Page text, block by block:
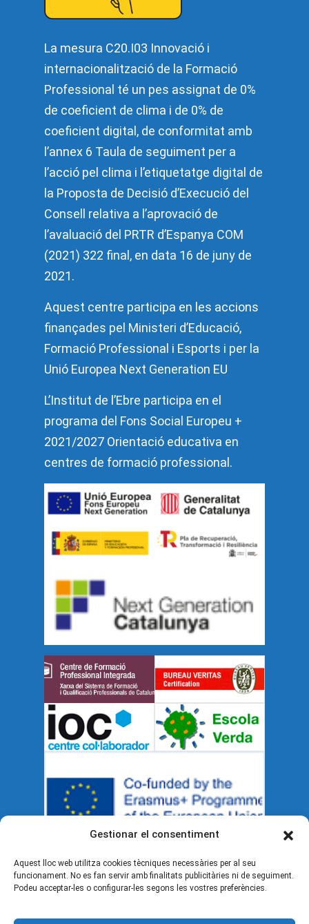
Gestionar el consentiment
Aquest lloc web utilitza cookies tècniques necessàries per al seu
funcionament. No es fan servir amb finalitats publicitàries ni de seguiment.
Podeu acceptar-les o configurar-les segons les vostres preferències.
La mesura C20.I03 Innovació i
internacionalització de la Formació
Professional té un pes assignat de 0%
de coeficient de clima i de 0% de
coeficient digital, de conformitat amb
l’annex 6 Taula de seguiment per a
l’acció pel clima i l’etiquetatge digital de
la Proposta de Decisió d’Execució del
Consell relativa a l’aprovació de
l’avaluació del PRTR d’Espanya COM
(2021) 322 final, en data 16 de juny de
2021.
Aquest centre participa en les accions
finançades pel Ministeri d’Educació,
Formació Professional i Esports i per la
Unió Europea Next Generation EU
L’Institut de l’Ebre participa en el
programa del Fons Social Europeu +
2021/2027 Orientació educativa en
centres de formació professional.
Documents legals